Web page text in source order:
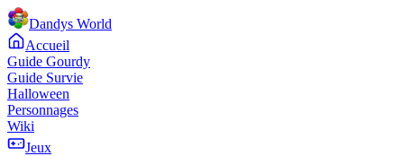
Dandys World
Accueil
Guide Gourdy
Guide Survie
Halloween
Personnages
Wiki
Jeux